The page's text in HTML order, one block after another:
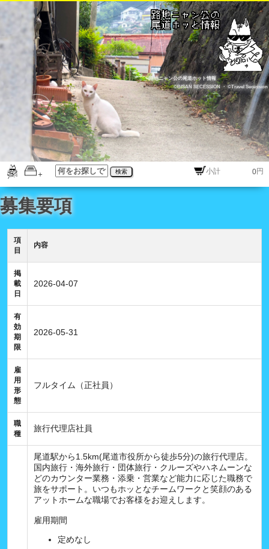
路地ニャン公の尾道ホット情報
©BISAN SECESSION
・©Travel Secession
検索 円
募集要項
項
目
内容
掲
載
日
2026-04-07
有
効
期
限
2026-05-31
雇
用
形
態
フルタイム（正社員）
職
種
旅行代理店社員
尾道駅から1.5km(尾道市役所から徒歩5分)の旅行代理店。
国内旅行・海外旅行・団体旅行・クルーズやハネムーンな
どのカウンター業務・添乗・営業など能力に応じた職務で
旅をサポート。いつもホッとなチームワークと笑顔のある
アットホームな職場でお客様をお迎えします。
雇用期間
定めなし